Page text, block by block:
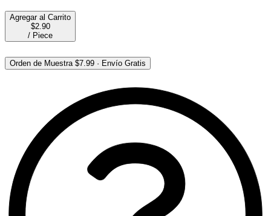
Agregar al Carrito
$2.90
/ Piece
Orden de Muestra $7.99 · Envío Gratis